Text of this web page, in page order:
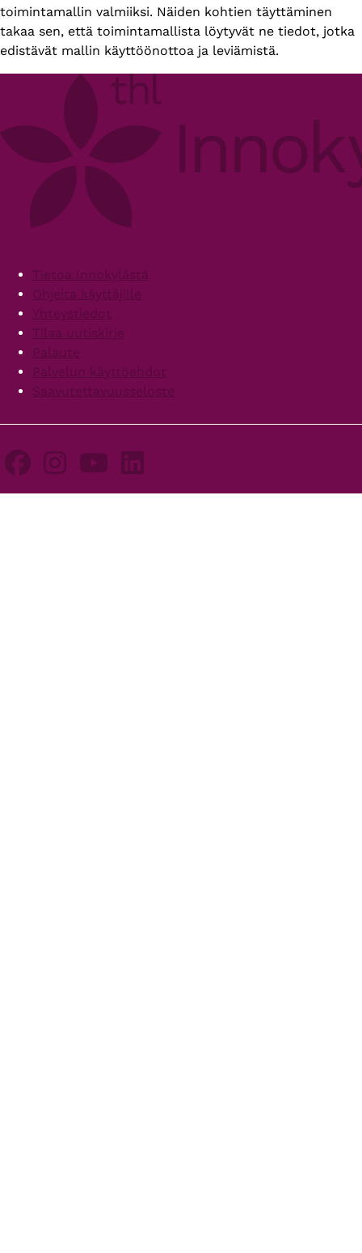
toimintamallin valmiiksi. Näiden kohtien täyttäminen
takaa sen, että toimintamallista löytyvät ne tiedot, jotka
edistävät mallin käyttöönottoa ja leviämistä.
FooterTietoa Innokylästä
Ohjeita käyttäjille
Yhteystiedot
Tilaa uutiskirje
Palaute
Palvelun käyttöehdot
Saavutettavuusseloste